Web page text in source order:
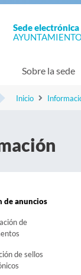
Sede electrónica
Sobre la sede
Inicio
de anuncios
de
de sellos